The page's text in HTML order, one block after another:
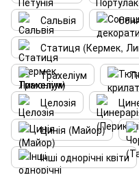
Сальвія
Статиця (Кермек,
Трахеліум
Целозія
Цинія (Майор)
Інші однорічні квіти